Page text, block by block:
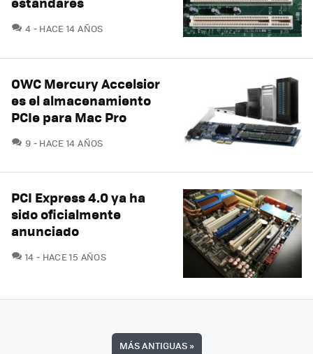
4 COMENTARIOS
HACE 14 AÑOS
OWC Mercury Accelsior
es el almacenamiento
PCIe para Mac Pro
9 COMENTARIOS
HACE 14 AÑOS
PCI Express 4.0 ya ha
sido oficialmente
anunciado
14 COMENTARIOS
HACE 15 AÑOS
MÁS ANTIGUAS»